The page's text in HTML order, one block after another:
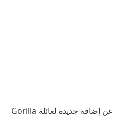
كشفت شركة Corning النقاب عن إضافة جديدة لعائلة Gorilla